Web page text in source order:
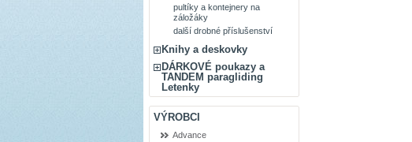
pultíky a kontejnery na
záložáky
další drobné příslušenství
Knihy a deskovky
DÁRKOVÉ poukazy a
TANDEM paragliding
Letenky
VÝROBCI
Advance